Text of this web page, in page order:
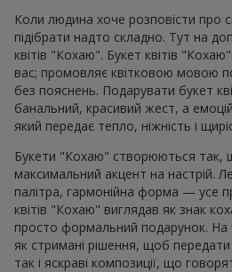
Коли людина хоче розповісти про
підібрати надто складно. Тут на
квітів "Кохаю". Букет квітів
вас; промовляє квітковою мовою
без пояснень. Подарувати букет
банальний, красивий жест, а
який передає тепло, ніжність і
Букети "Кохаю" створюються так,
максимальний акцент на настрій.
палітра, гармонійна форма — усе
квітів "Кохаю" виглядав як знак
просто формальний подарунок. На
як стримані рішення, щоб передати
так і яскраві композиції, що